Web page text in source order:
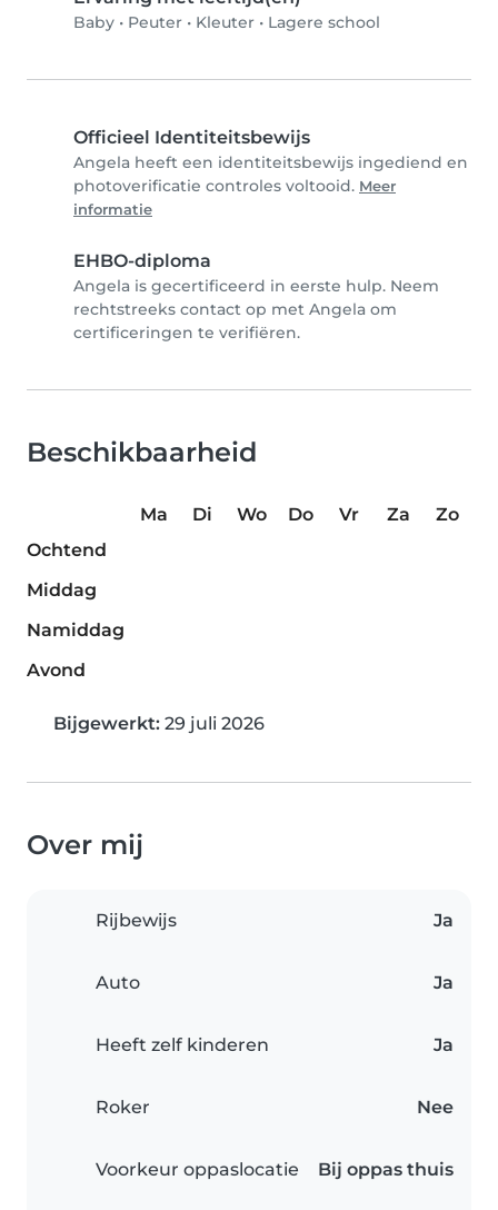
Baby • Peuter • Kleuter • Lagere school
Officieel Identiteitsbewijs
Angela heeft een identiteitsbewijs ingediend en
photoverificatie controles voltooid. Meer
informatie
EHBO-diploma
Angela is gecertificeerd in eerste hulp. Neem
rechtstreeks contact op met Angela om
certificeringen te verifiëren.
Beschikbaarheid
Ma Di Wo Do Vr Za
Zo
Ochtend
Middag
Namiddag
Avond
Bijgewerkt: 29 juli 2026
Over mij
Rijbewijs Ja
Auto Ja
Heeft zelf kinderen Ja
Roker Nee
Voorkeur oppaslocatie Bij oppas thuis